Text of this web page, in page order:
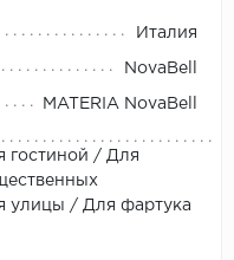
Италия
NovaBell
MATERIA NovaBell
гостиной / Для
улицы / Для фартука